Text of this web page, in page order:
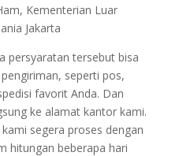
Kementerian Luar
Jakarta
persyaratan tersebut bisa
seperti pos,
favorit Anda. Dan
ke alamat kantor kami.
segera proses dengan
hitungan beberapa hari